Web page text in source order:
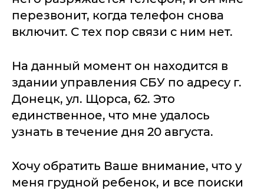
перезвонит, когда телефон снова
включит. С тех пор связи с ним нет.
На данный момент он находится в
здании управления СБУ по адресу г.
Донецк, ул. Щорса, 62. Это
единственное, что мне удалось
узнать в течение дня 20 августа.
Хочу обратить Ваше внимание, что у
меня грудной ребенок, и все поиски